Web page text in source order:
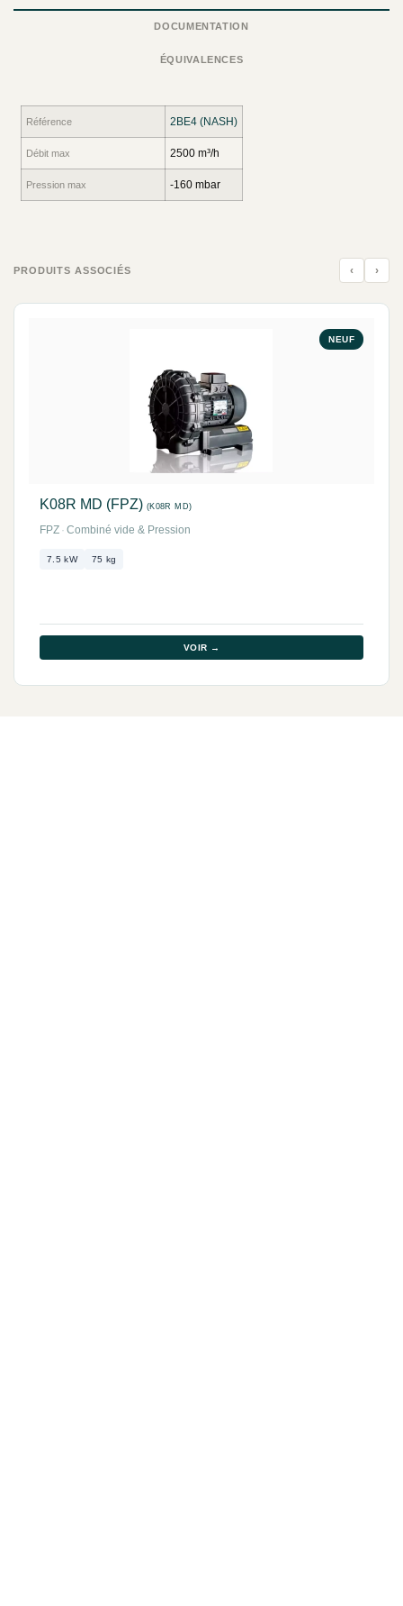
DOCUMENTATION
ÉQUIVALENCES
Référence 2BE4 (NASH)
Débit max 2500 m³/h
Pression max -160 mbar
PRODUITS ASSOCIÉS ‹ ›
NEUF
K08R MD (FPZ) (K08R MD)
FPZ · Combiné vide & Pression
7.5 kW 75 kg
VOIR →